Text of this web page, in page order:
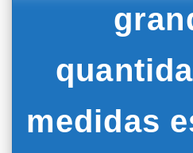
medidas